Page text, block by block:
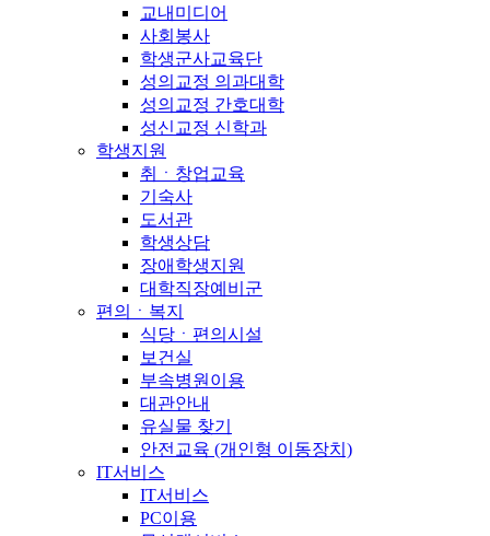
교내미디어
사회봉사
학생군사교육단
성의교정 의과대학
성의교정 간호대학
성신교정 신학과
학생지원
취ㆍ창업교육
기숙사
도서관
학생상담
장애학생지원
대학직장예비군
편의ㆍ복지
식당ㆍ편의시설
보건실
부속병원이용
대관안내
유실물 찾기
안전교육 (개인형 이동장치)
IT서비스
IT서비스
PC이용